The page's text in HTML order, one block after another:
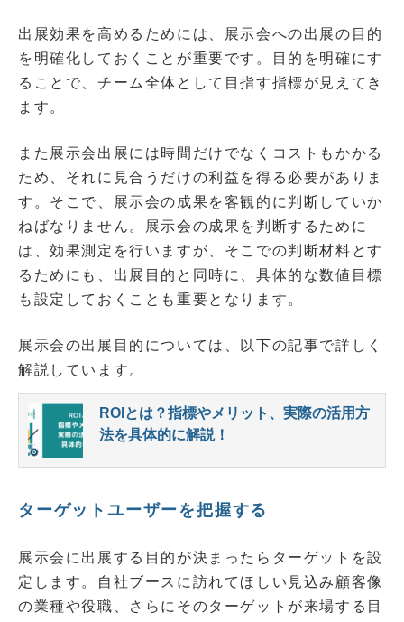
出展効果を高めるためには、展示会への出展の目的
を明確化しておくことが重要です。目的を明確にす
ることで、チーム全体として目指す指標が見えてき
ます。
また展示会出展には時間だけでなくコストもかかる
ため、それに見合うだけの利益を得る必要がありま
す。そこで、展示会の成果を客観的に判断していか
ねばなりません。展示会の成果を判断するために
は、効果測定を行いますが、そこでの判断材料とす
るためにも、出展目的と同時に、具体的な数値目標
も設定しておくことも重要となります。
展示会の出展目的については、以下の記事で詳しく
解説しています。
ROIとは？指標やメリット、実際の活用方
法を具体的に解説！
ターゲットユーザーを把握する
展示会に出展する目的が決まったらターゲットを設
定します。自社ブースに訪れてほしい見込み顧客像
の業種や役職、さらにそのターゲットが来場する目